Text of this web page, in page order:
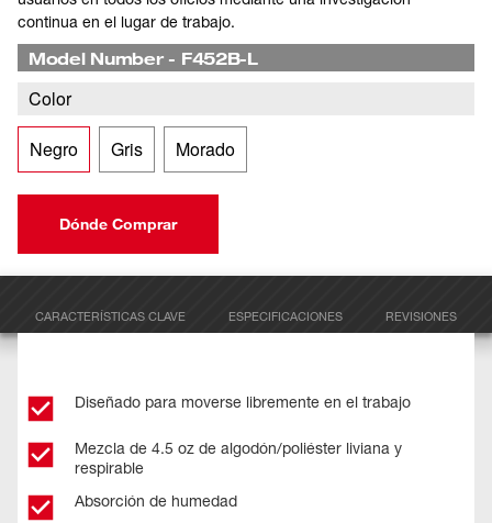
continua en el lugar de trabajo.
Model Number- F452B-L
Color
Negro
Gris Morado
Dónde Comprar
CARACTERÍSTICAS CLAVE ESPECIFICACIONES REVISIONES
Diseñado para moverse libremente en el trabajo
Mezcla de 4.5 oz de algodón/poliéster liviana y
respirable
Absorción de humedad